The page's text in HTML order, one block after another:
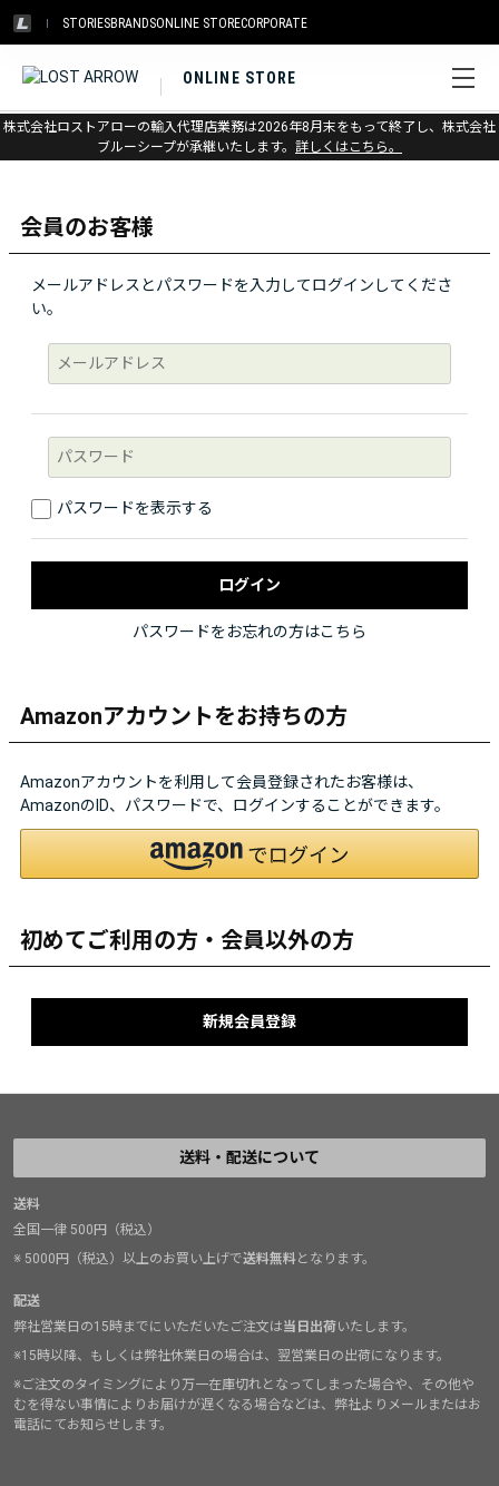
STORIESBRANDSONLINE STORECORPORATE
ONLINE STORE
株式会社ロストアローの輸入代理店業務は2026年8月末をもって終了し、株式会社
ブルーシープが承継いたします。 詳しくはこちら。
ログイン
会員のお客様
メールアドレスとパスワードを入力してログインしてくださ
い。
パスワードを表示する
パスワードをお忘れの方はこちら
Amazonアカウントをお持ちの方
Amazonアカウントを利用して会員登録されたお客様は、
AmazonのID、パスワードで、ログインすることができます。
初めてご利用の方・会員以外の方
送料・配送について
送料
全国一律 500円（税込）
※ 5000円（税込）以上のお買い上げで送料無料となります。
配送
弊社営業日の15時までにいただいたご注文は当日出荷いたします。
※15時以降、もしくは弊社休業日の場合は、翌営業日の出荷になります。
※ご注文のタイミングにより万一在庫切れとなってしまった場合や、その他や
むを得ない事情によりお届けが遅くなる場合などは、弊社よりメールまたはお
電話にてお知らせします。